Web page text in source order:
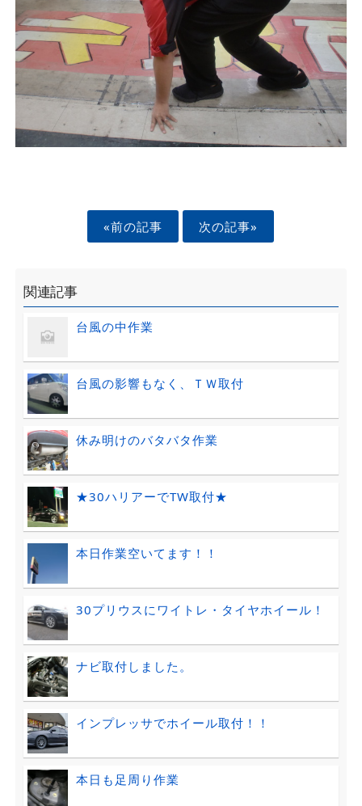
«前の記事 次の記事»
関連記事
台風の中作業
台風の影響もなく、ＴＷ取付
休み明けのバタバタ作業
★30ハリアーでTW取付★
本日作業空いてます！！
30プリウスにワイトレ・タイヤホイール！
ナビ取付しました。
インプレッサでホイール取付！！
本日も足周り作業